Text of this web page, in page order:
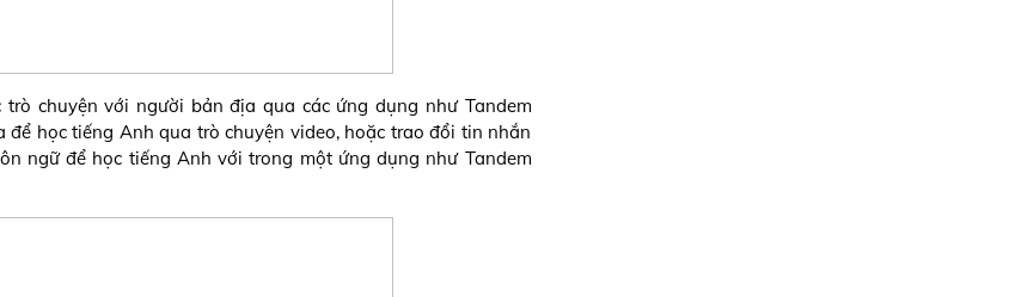
trò chuyện với người bản địa qua các ứng dụng như Tandem
học tiếng Anh qua trò chuyện video, hoặc trao đổi tin nhắn
ngữ để học tiếng Anh với trong một ứng dụng như Tandem